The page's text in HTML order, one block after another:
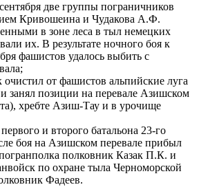
две группы пограничников
Кривошеина и Чудакова А.Ф.
в зоне леса в тыл немецких
их. В результате ночного боя к
фашистов удалось выбить с
очистил от фашистов альпийские луга
занял позиции на перевале Азишском
хребте Азиш-Тау и в урочище
и второго батальона 23-го
боя на Азишском перевале прибыл
полковник Казак П.К. и
по охране тыла Черноморской
Фадеев.